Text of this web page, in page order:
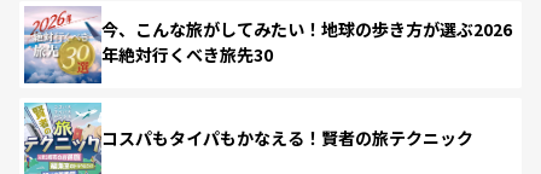
今、こんな旅がしてみたい！地球の歩き方が選ぶ2026
年絶対行くべき旅先30
コスパもタイパもかなえる！賢者の旅テクニック